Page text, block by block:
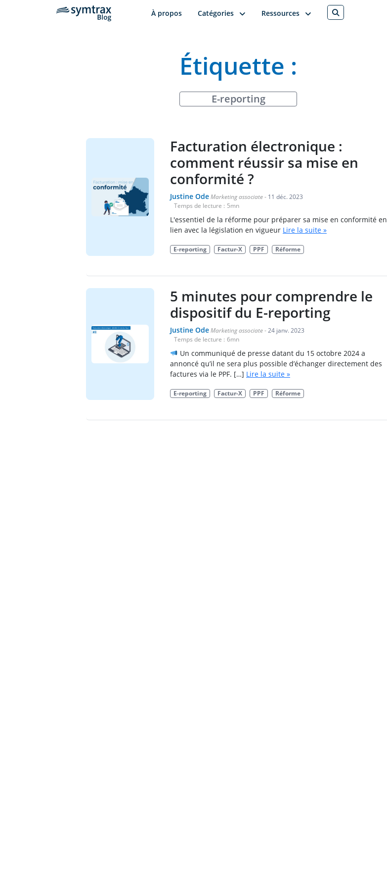
À propos Catégories Ressources
Étiquette :
E-reporting
Facturation électronique :
comment réussir sa mise en
conformité ?
Justine Ode Marketing associate - 11 déc. 2023
Temps de lecture : 5mn
L'essentiel de la réforme pour préparer sa mise en conformité en
lien avec la législation en vigueur Lire la suite »
E-reporting Factur-X PPF Réforme
5 minutes pour comprendre le
dispositif du E-reporting
Justine Ode Marketing associate - 24 janv. 2023
Temps de lecture : 6mn
Un communiqué de presse datant du 15 octobre 2024 a
annoncé qu’il ne sera plus possible d’échanger directement des
factures via le PPF. […] Lire la suite »
E-reporting Factur-X PPF Réforme